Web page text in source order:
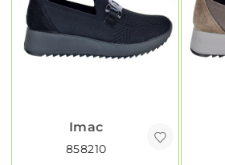
Imac
858210